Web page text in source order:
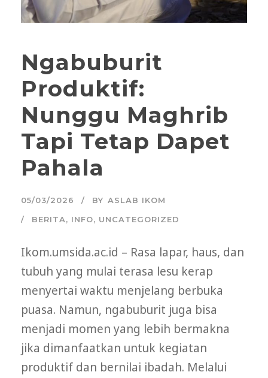
Ngabuburit
Produktif:
Nunggu Maghrib
Tapi Tetap Dapet
Pahala
05/03/2026 BY ASLAB IKOM
BERITA, INFO, UNCATEGORIZED
Ikom.umsida.ac.id – Rasa lapar, haus, dan
tubuh yang mulai terasa lesu kerap
menyertai waktu menjelang berbuka
puasa. Namun, ngabuburit juga bisa
menjadi momen yang lebih bermakna
jika dimanfaatkan untuk kegiatan
produktif dan bernilai ibadah. Melalui